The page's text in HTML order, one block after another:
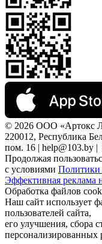
© 2026 ООО «Артокс
220012, Республика
пом. 16 | help@103.by |
Продолжая
с условиями Политики
Эффективная реклама
Обработка файлов
Наш сайт использует
пользователей сайта,
его улучшения, сбора
персонализированных